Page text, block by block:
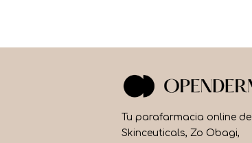
Tu parafarmacia online de
Skinceuticals, Zo Obagi,